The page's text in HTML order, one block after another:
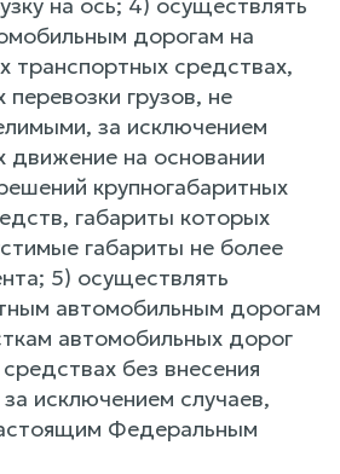
дорогам на
транспортных средствах,
грузов, не
за исключением
на основании
крупногабаритных
габариты которых
габариты не более
5) осуществлять
автомобильным дорогам
автомобильных дорог
без внесения
исключением случаев,
Федеральным